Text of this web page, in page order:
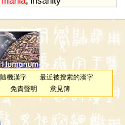
隨機漢字
最近被搜索的漢字
免責聲明 意見簿